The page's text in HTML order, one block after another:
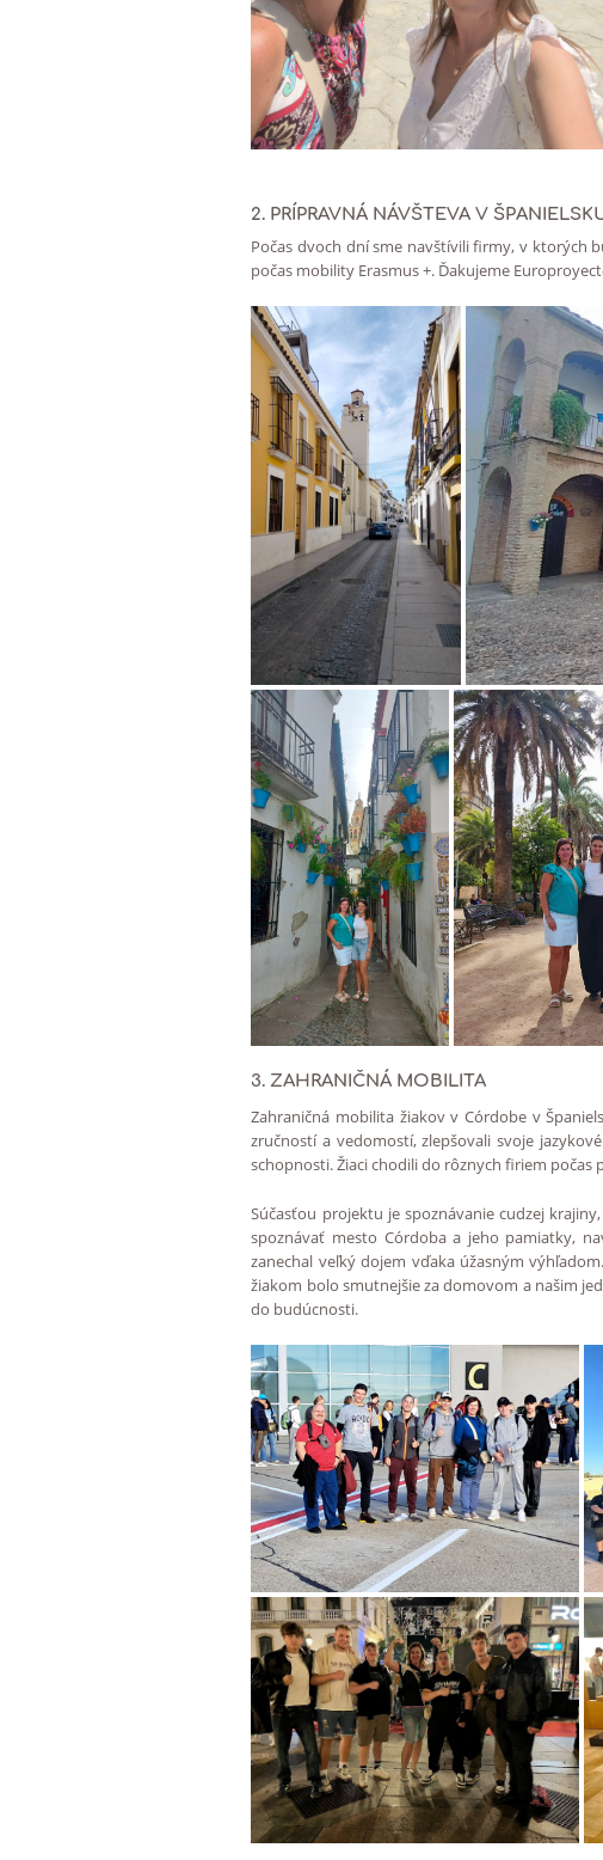
2. PRÍPRAVNÁ NÁVŠTEVA V
Počas dvoch dní sme navštívili firmy, v ktorých
počas mobility Erasmus +. Ďakujeme
3. ZAHRANIČNÁ MOBILITA
Zahraničná mobilita žiakov v Córdobe v
zručností a vedomostí, zlepšovali svoje
schopnosti. Žiaci chodili do rôznych firiem
Súčasťou projektu je spoznávanie cudzej
spoznávať mesto Córdoba a jeho pamiatky,
zanechal veľký dojem vďaka úžasným
žiakom bolo smutnejšie za domovom a našim
do budúcnosti.